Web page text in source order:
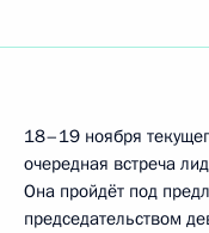
18–19 ноября
очередная встреча
Она пройдёт под
председательством